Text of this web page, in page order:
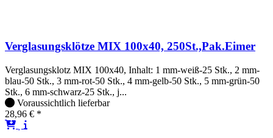
Verglasungsklötze MIX 100x40, 250St.,Pak.Eimer
Verglasungsklotz MIX 100x40, Inhalt: 1 mm-weiß-25 Stk., 2 mm-
blau-50 Stk., 3 mm-rot-50 Stk., 4 mm-gelb-50 Stk., 5 mm-grün-50
Stk., 6 mm-schwarz-25 Stk., j...
Voraussichtlich lieferbar
28,96 € *